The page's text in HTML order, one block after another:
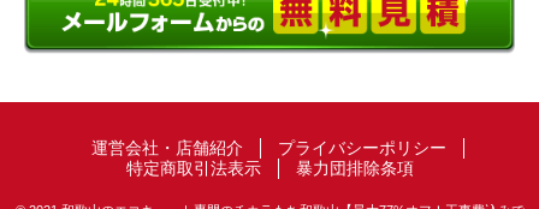
運営会社・店舗紹介
プライバシーポリシー
特定商取引法表示
暴力団排除条項